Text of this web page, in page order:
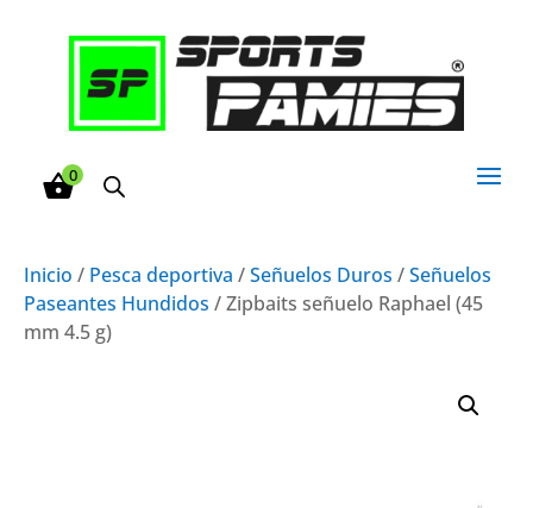
0
Inicio / Pesca deportiva /Señuelos Duros /Señuelos
Paseantes Hundidos / Zipbaits señuelo Raphael (45
mm 4.5 g)